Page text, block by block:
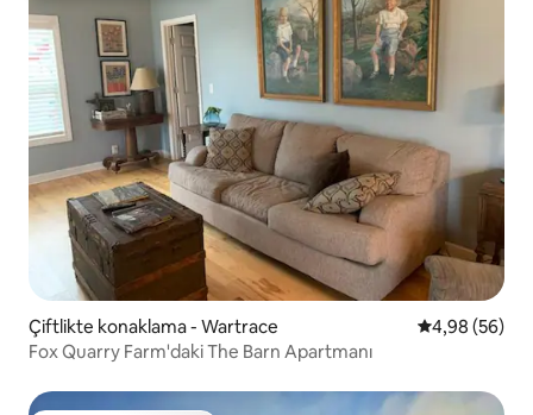
Çiftlikte konaklama - Wartrace 5 üzerinden
4,98 (56)
Fox Quarry Farm'daki The Barn Apartmanı